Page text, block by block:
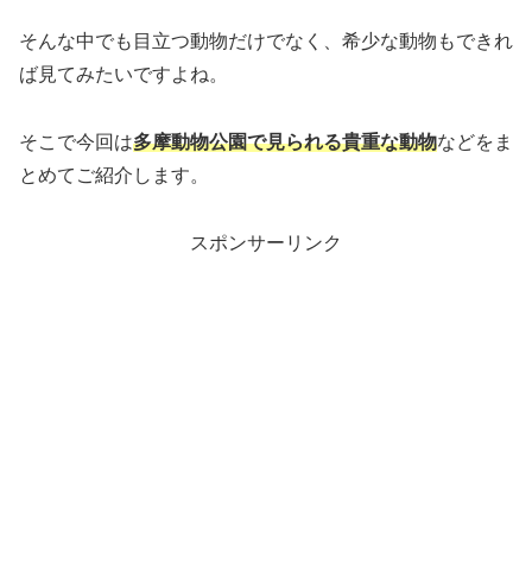
そんな中でも目立つ動物だけでなく、希少な動物もできれ
ば見てみたいですよね。
そこで今回は多摩動物公園で見られる貴重な動物などをま
とめてご紹介します。
スポンサーリンク